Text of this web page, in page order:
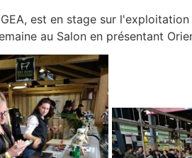
est en stage sur
au Salon en présentant